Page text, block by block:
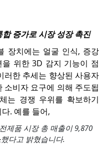
증가로 시장 성장 촉진
장치에는 얼굴 인식, 증강
위한 3D 감지 기능이 점
러한 추세는 향상된 사용자
소비자 요구에 의해 주도됩
는 경쟁 우위를 확보하기
. 예를 들어,
제품 시장 총 매출이 9,870
다고 밝혔습니다.